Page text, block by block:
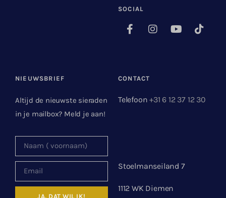
SOCIAL
NIEUWSBRIEF
Altijd de nieuwste sieraden
in je mailbox? Meld je aan!
JA, DAT WIL IK!
CONTACT
Telefoon +31 6 12 37 12 30
Stoelmanseiland 7
1112 WK Diemen